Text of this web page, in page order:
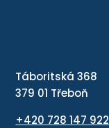
Táboritská 368
379 01 Třeboň
+420 728 147 922